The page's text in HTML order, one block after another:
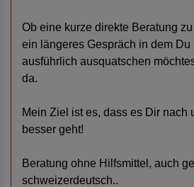
Ob eine kurze direkte Beratung
ein längeres Gespräch in dem Du
ausführlich ausquatschen
da.
Mein Ziel ist es, dass es Dir nach
besser geht!
Beratung ohne Hilfsmittel, auch
schweizerdeutsch..